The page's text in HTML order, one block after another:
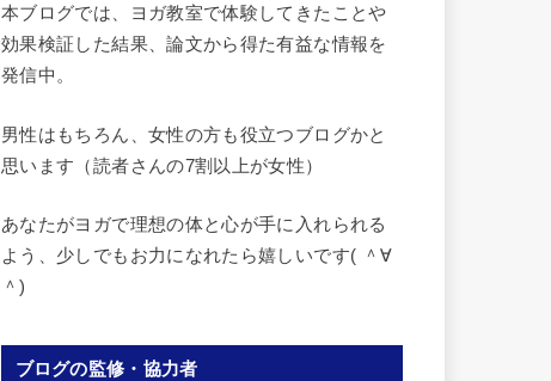
本ブログでは、ヨガ教室で体験してきたことや
効果検証した結果、論文から得た有益な情報を
発信中。
男性はもちろん、女性の方も役立つブログかと
思います（読者さんの7割以上が女性）
あなたがヨガで理想の体と心が手に入れられる
よう、少しでもお力になれたら嬉しいです( ＾∀
＾)
ブログの監修・協力者